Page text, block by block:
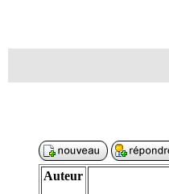
Auteur